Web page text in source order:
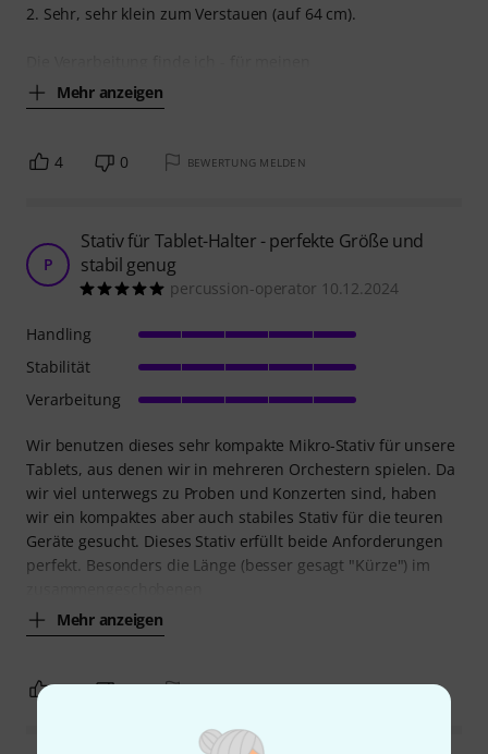
2. Sehr, sehr klein zum Verstauen (auf 64 cm).
Mehr anzeigen
4 0 BEWERTUNG MELDEN
P
Stativ für Tablet-Halter - perfekte Größe und
stabil genug
percussion-operator 10.12.2024
Wir benutzen dieses sehr kompakte Mikro-Stativ für unsere
Tablets, aus denen wir in mehreren Orchestern spielen. Da
wir viel unterwegs zu Proben und Konzerten sind, haben
wir ein kompaktes aber auch stabiles Stativ für die teuren
Geräte gesucht. Dieses Stativ erfüllt beide Anforderungen
perfekt. Besonders die Länge (besser gesagt "Kürze") im
Mehr anzeigen
Handling
Stabilität
Verarbeitung
1 0 BEWERTUNG MELDEN